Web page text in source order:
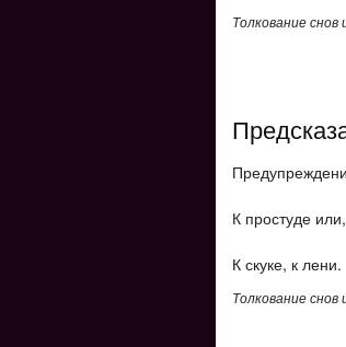
Толкование снов
К простуде
К скуке, к лени.
Толкование снов